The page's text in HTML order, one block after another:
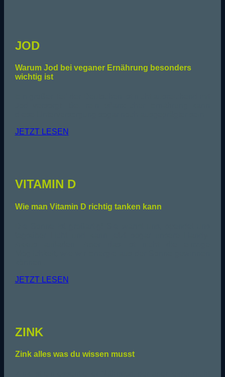
JOD
Warum Jod bei veganer Ernährung besonders
wichtig ist
JETZT LESEN
VITAMIN D
Wie man Vitamin D richtig tanken kann
JETZT LESEN
ZINK
Zink alles was du wissen musst